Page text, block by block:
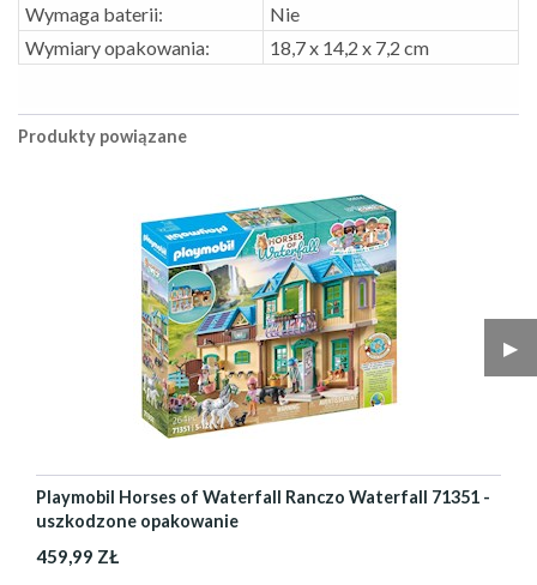
Wymaga baterii:
Nie
Wymiary opakowania:
18,7 x 14,2 x 7,2 cm
Produkty powiązane
▶︎
Playmobil Horses of Waterfall Ranczo Waterfall 71351 -
uszkodzone opakowanie
459,99 ZŁ